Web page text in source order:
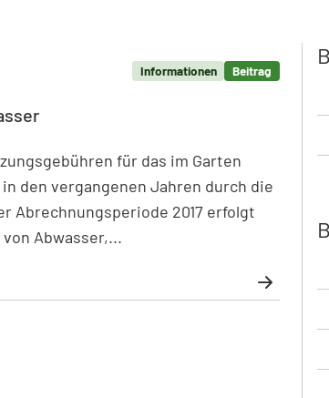
Informationen Beitrag
für das im Garten
den vergangenen Jahren durch die
Abrechnungsperiode 2017 erfolgt
Abwasser,...